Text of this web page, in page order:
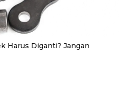
Harus Diganti? Jangan